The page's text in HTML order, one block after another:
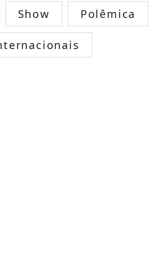
Show Polêmica